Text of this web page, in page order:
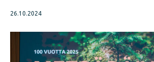
26.10.2024